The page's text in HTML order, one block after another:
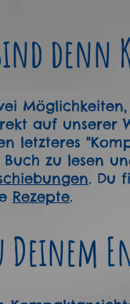
denn
auf unserer
letzteres
Buch zu lesen
. Du
Rezepte.
Deinem